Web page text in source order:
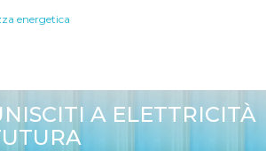
energetica
A ELETTRICITÀ